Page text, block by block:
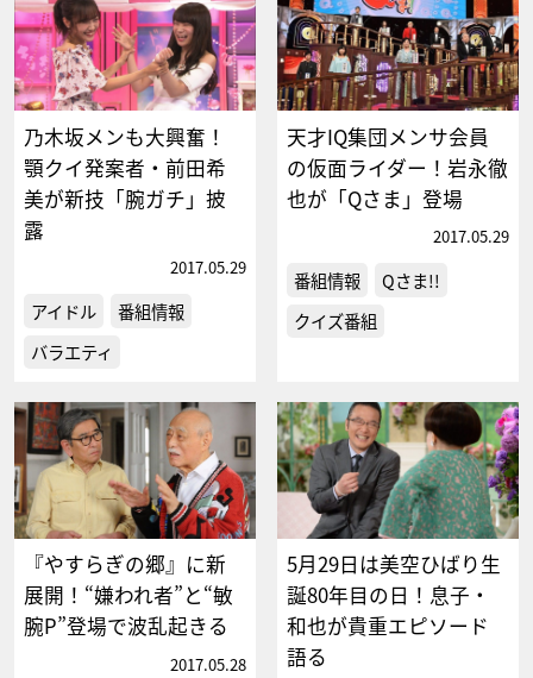
乃木坂メンも大興奮！
顎クイ発案者・前田希
美が新技「腕ガチ」披
露
2017.05.29
アイドル
番組情報
バラエティ
天才IQ集団メンサ会員
の仮面ライダー！岩永徹
也が「Qさま」登場
2017.05.29
番組情報
Qさま!!
クイズ番組
『やすらぎの郷』に新
展開！“嫌われ者”と“敏
腕P”登場で波乱起きる
2017.05.28
5月29日は美空ひばり生
誕80年目の日！息子・
和也が貴重エピソード
語る